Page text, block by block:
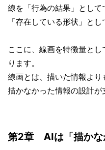
線を「行為の結果」として
「存在している形状」とし
ここに、線画を特徴量と
ります。
線画とは、描いた情報より
描かなかった情報の設計が
第2章 AIは「描かな